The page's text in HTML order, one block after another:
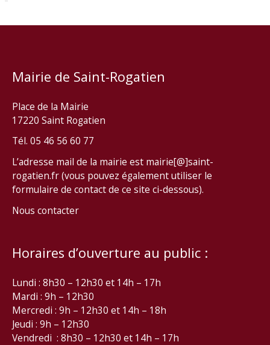
Mairie de Saint-Rogatien
Place de la Mairie
17220 Saint Rogatien
Tél. 05 46 56 60 77
L’adresse mail de la mairie est mairie[@]saint-
rogatien.fr (vous pouvez également utiliser le
formulaire de contact de ce site ci-dessous).
Nous contacter
Horaires d’ouverture au public :
Lundi : 8h30 – 12h30 et 14h – 17h
Mardi : 9h – 12h30
Mercredi : 9h – 12h30 et 14h – 18h
Jeudi : 9h – 12h30
Vendredi : 8h30 – 12h30 et 14h – 17h